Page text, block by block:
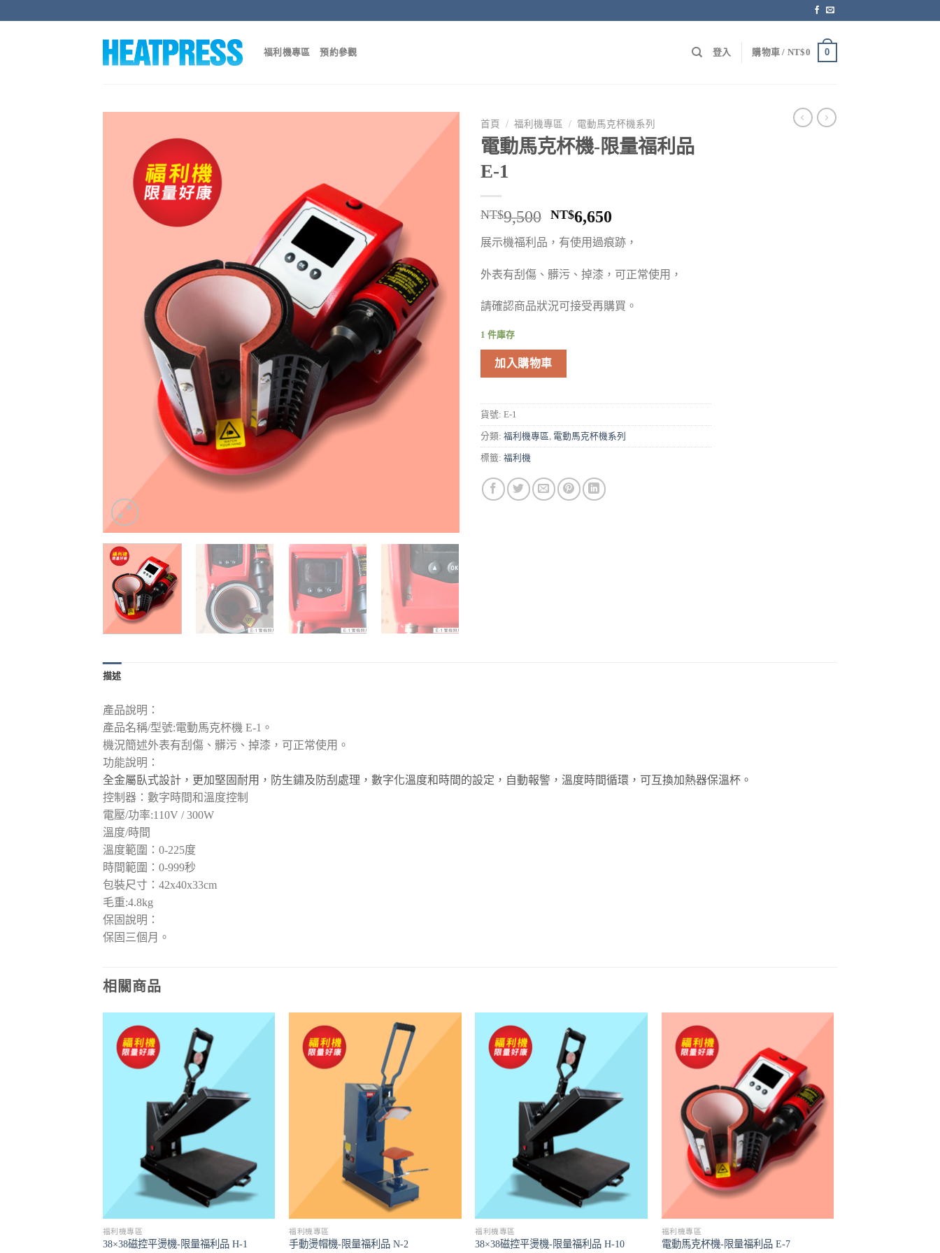
福利機專區 預約參觀 登入 購物車 / NT$0 0
首頁 / 福利機專區 / 電動馬克杯機系列
電動馬克杯機-限量福利品
E-1
NT$9,500 NT$6,650
展示機福利品，有使用過痕跡，
外表有刮傷、髒污、掉漆，可正常使用，
請確認商品狀況可接受再購買。
1 件庫存
加入購物車
貨號: E-1
分類: 福利機專區 電動馬克杯機系列
標籤: 福利機
描述
產品說明：
產品名稱/型號:電動馬克杯機 E-1。
機況簡述外表有刮傷、髒污、掉漆，可正常使用。
功能說明：
全金屬臥式設計，更加堅固耐用，防生鏽及防刮處理，數字化溫度和時間的設定，自動報警，溫度時間循環，可互換加熱器保溫杯。
控制器：數字時間和溫度控制
電壓/功率:110V / 300W
溫度/時間
溫度範圍：0-225度
時間範圍：0-999秒
包裝尺寸：42x40x33cm
毛重:4.8kg
保固說明：
保固三個月。
相關商品
福利機專區
38×38磁控平燙機-限量福利品 H-1
福利機專區
手動燙帽機-限量福利品 N-2
福利機專區
38×38磁控平燙機-限量福利品 H-10
福利機專區
電動馬克杯機-限量福利品 E-7